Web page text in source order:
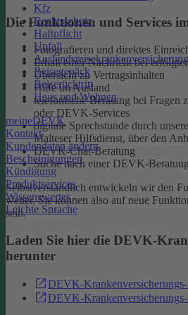
Kfz
Rechtsschutz
Haftpflicht
Unfall
Auslandsreisekrankenversicherung
Reisegepäck
Reiserücktritt
Haus und Wohnen
meineDEVK
Kontakt
Kundendaten ändern
Bescheinigungen
Kündigung
Produktservices
Wissenswertes
Leichte Sprache
Die Funktionen und Services
Fotografieren und direktes
Erhalt einer Nachricht bei
Übersicht zu Vertragsinhalten
Hilfe im Ausland
telefonische Beratung bei Fragen
oder DEVK-Services
digitale Sprechstunde durch
Malteser Hilfsdienst, über den
DEVK-Chat-Beratung
Suche nach einer DEVK-
Selbstverständlich entwickeln wir den
weiter. Sie können also auf neue
sein.
Laden Sie hier die DEVK-
herunter
DEVK-
DEVK-